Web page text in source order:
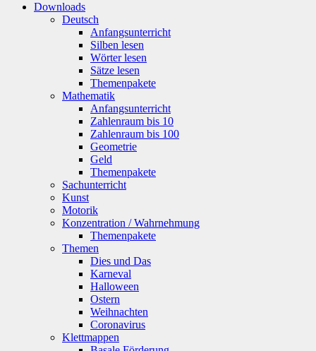
Downloads
Deutsch
Anfangsunterricht
Silben lesen
Wörter lesen
Sätze lesen
Themenpakete
Mathematik
Anfangsunterricht
Zahlenraum bis 10
Zahlenraum bis 100
Geometrie
Geld
Themenpakete
Sachunterricht
Kunst
Motorik
Konzentration / Wahrnehmung
Themenpakete
Themen
Dies und Das
Karneval
Halloween
Ostern
Weihnachten
Coronavirus
Klettmappen